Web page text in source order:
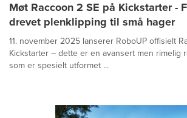
Møt Raccoon 2 SE på Kickstarter -
drevet plenklipping til små hager
11. november 2025 lanserer RoboUP offisielt
Kickstarter – dette er en avansert men rimelig
som er spesielt utformet ...